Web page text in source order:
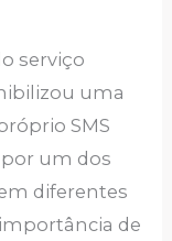
serviço
uma
SMS
um dos
diferentes
de